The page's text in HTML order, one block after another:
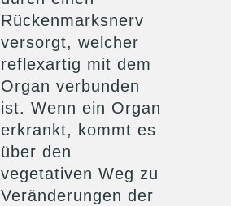
Rückenmarksnerv
versorgt, welcher
reflexartig mit dem
Organ verbunden
ist. Wenn ein Organ
erkrankt, kommt es
über den
vegetativen Weg zu
Veränderungen der